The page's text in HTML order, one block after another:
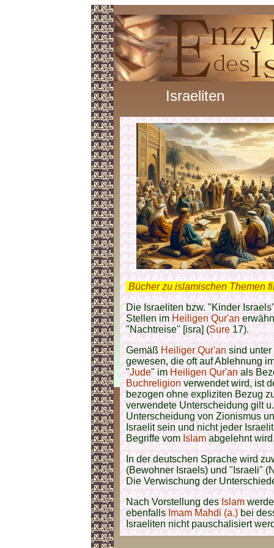
Israeliten
Bücher zu islamischen Themen
Die Israeliten bzw. "Kinder
Stellen imHeiligen Qur'an
"Nachtreise" [isra] (Sure17).
GemäßHeiliger Qur'ansind unter
gewesen, die oft auf Ablehnung
"Jude" imHeiligen Qur'anals
Buchreligionverwendet wird, ist
bezogen ohne expliziten Bezug
verwendete Unterscheidung gilt
Unterscheidung von Zionismus
Israelit sein und nicht jeder
Begriffe vomIslamabgelehnt
In der deutschen Sprache wird
(Bewohner Israels) und "Israeli"
Die Verwischung der
Nach Vorstellung desIslam
ebenfallsImam Mahdi (a.)bei
Israeliten nicht pauschalisiert